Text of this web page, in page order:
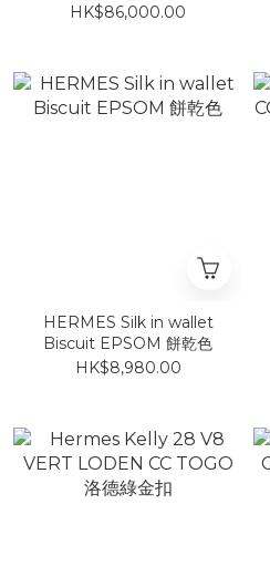
EPSOM 黑拉絲金
HK$86,000.00
HERMES Silk in wallet
Biscuit EPSOM 餅乾色
HK$8,980.00